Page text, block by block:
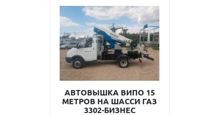
АВТОВЫШКА ВИПО 15
МЕТРОВ НА ШАССИ ГАЗ
3302-БИЗНЕС